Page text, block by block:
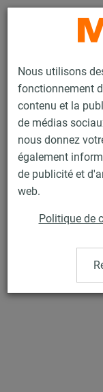
Nous utilisons
fonctionnement
contenu et la
de médias
nous donnez
également
de publicité et
web.
Politique de
Produits Technique
Fixation de gaines
Fixation de gaine